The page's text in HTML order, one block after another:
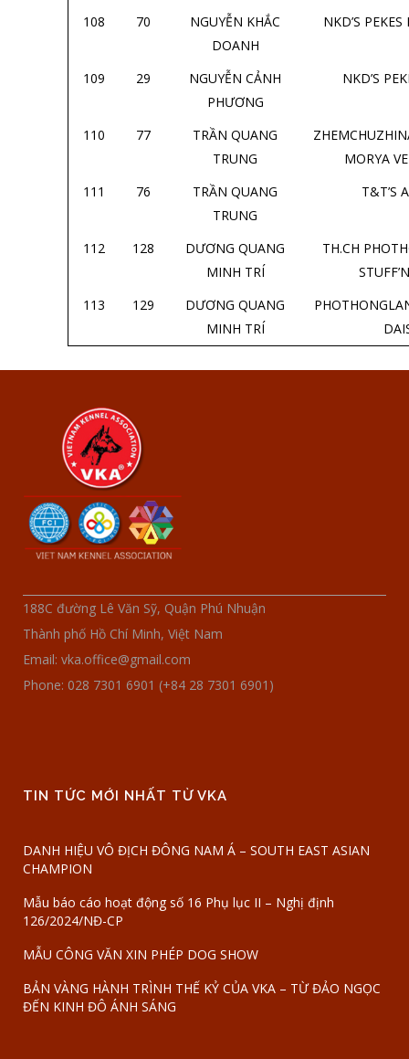
108 70
NGUYỄN KHẮC
DOANH
NKD’S
109 29
NGUYỄN CẢNH
PHƯƠNG
NKD’S
110 77
TRẦN QUANG
TRUNG
MORYA
111
76
TRẦN QUANG
TRUNG
T&T’S
112 128
DƯƠNG QUANG
MINH TRÍ
TH.CH
113
129
DƯƠNG QUANG
MINH TRÍ
188C đường Lê Văn Sỹ, Quận Phú Nhuận
Thành phố Hồ Chí Minh, Việt Nam
Email: vka.office@gmail.com
Phone: 028 7301 6901 (+84 28 7301 6901)
TIN TỨC MỚI NHẤT TỪ VKA
DANH HIỆU VÔ ĐỊCH ĐÔNG NAM Á – SOUTH EAST ASIAN
CHAMPION
Mẫu báo cáo hoạt động số 16 Phụ lục II – Nghị định
126/2024/NĐ-CP
MẪU CÔNG VĂN XIN PHÉP DOG SHOW
BẢN VÀNG HÀNH TRÌNH THẾ KỶ CỦA VKA – TỪ ĐẢO NGỌC
ĐẾN KINH ĐÔ ÁNH SÁNG